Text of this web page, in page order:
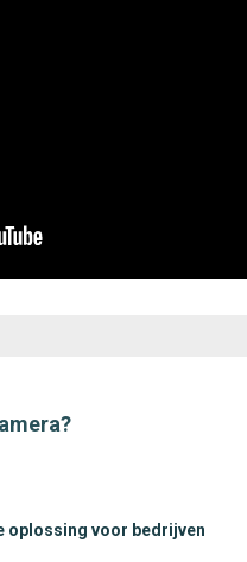
oplossing voor bedrijven